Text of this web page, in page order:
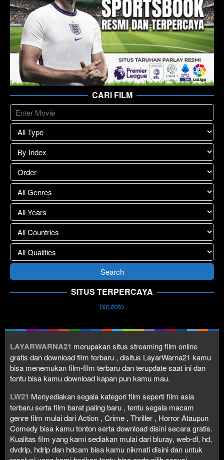
CARI FILM
SITUS TERPERCAYA
birutoto
LAYARWARNA21 merupakan situs streaming film online
gratis dan download film terbaru , disitus LayarWarna21 kamu
bisa menemukan film-film terbaru dan terupdate saat ini dan
tentu bisa kamu download kapan pun kamu mau.
LW21 Menyediakan segala kategori film seperti film asia
terbaru serta film barat paling baru , tentu segala macam
genre film mulai dari Action , Crime , Thriller , Horror Ataupun
Comedy bisa kamu tonton serta download disini secara gratis.
Kualitas film yang kami sediakan mulai dari bluray, web-dl, hd,
dvdrip, hdrip dan hdcam bisa kamu nikmati disini dan untuk